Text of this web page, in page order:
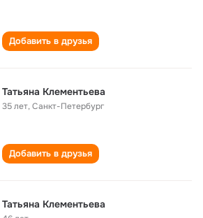
Добавить в друзья
Татьяна Клементьева
35 лет,Санкт-Петербург
Добавить в друзья
Татьяна Клементьева